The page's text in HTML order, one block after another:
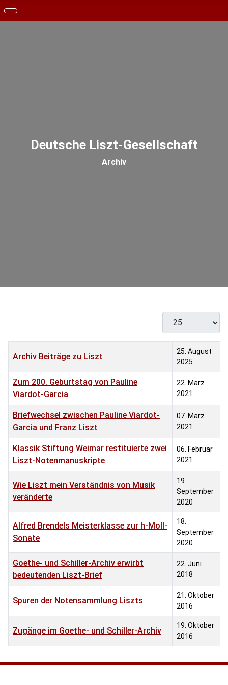
Deutsche Liszt-Gesellschaft
Archiv
Anzeige #
Titel Veröffentlichungsdatum
Archiv Beiträge zu Liszt
25. August
2025
Zum 200. Geburtstag von Pauline
Viardot-Garcia
22. März
2021
Briefwechsel zwischen Pauline Viardot-
Garcia und Franz Liszt
07. März
2021
Klassik Stiftung Weimar restituierte zwei
Liszt-Notenmanuskripte
06. Februar
2021
Wie Liszt mein Verständnis von Musik
veränderte
19.
September
2020
Alfred Brendels Meisterklasse zur h-Moll-
Sonate
18.
September
2020
Goethe- und Schiller-Archiv erwirbt
bedeutenden Liszt-Brief
22. Juni
2018
Spuren der Notensammlung Liszts
21. Oktober
2016
Zugänge im Goethe- und Schiller-Archiv
19. Oktober
2016